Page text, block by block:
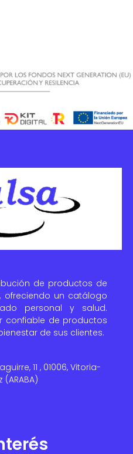
de productos de
un catálogo
personal y salud.
confiable de productos
de sus clientes.
11 , 01006, Vitoria-
(ARABA)